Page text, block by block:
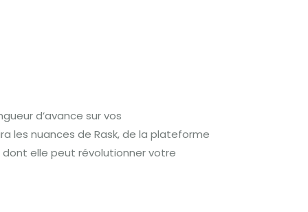
d’avance sur vos
les nuances de Rask, de la plateforme
dont elle peut révolutionner votre